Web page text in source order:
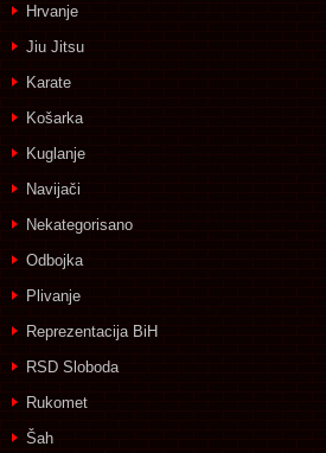
Hrvanje
Jiu Jitsu
Karate
Košarka
Kuglanje
Navijači
Nekategorisano
Odbojka
Plivanje
Reprezentacija BiH
RSD Sloboda
Rukomet
Šah